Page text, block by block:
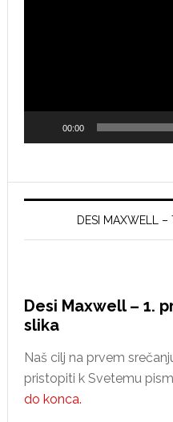
00:00
DESI MAXWELL –
Desi Maxwell – 1.
slika
Naš cilj na prvem
pristopiti k Svetemu
do konca.about